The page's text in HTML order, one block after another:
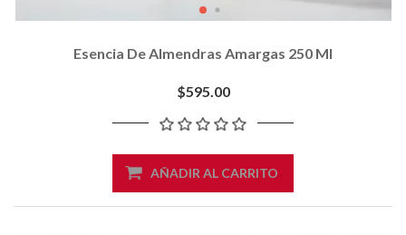
Esencia De Almendras Amargas 250 Ml
$595.00
AÑADIR AL CARRITO